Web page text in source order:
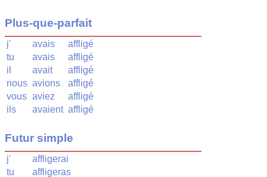
Plus-que-parfait
j' avais
affligé
tu
avais
affligé
il
avait
affligé
nous avions
affligé
vous aviez
affligé
ils
avaient affligé
Futur simple
j'
affligerai
tu
affligeras